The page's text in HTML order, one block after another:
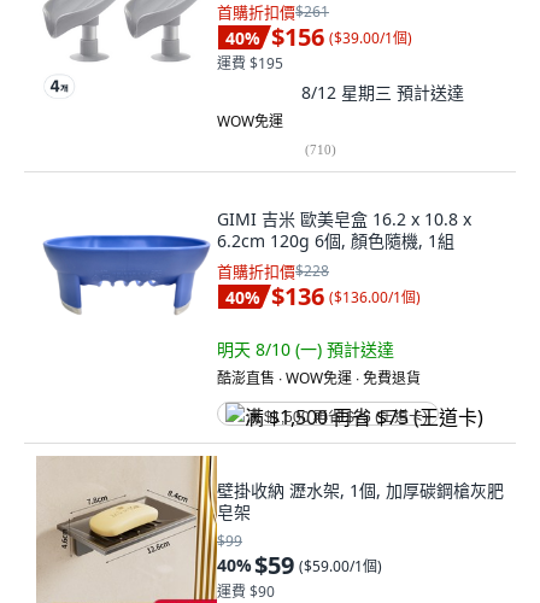
首購折扣價$261
40% $156 ($39.00/1個)
運費 $195
8/12 星期三 預計送達
WOW免運
(710)
GIMI 吉米 歐美皂盒 16.2 x 10.8 x
6.2cm 120g 6個, 顏色隨機, 1組
首購折扣價$228
40% $136 ($136.00/1個)
明天 8/10 (一) 預計送達
酷澎直售 ∙ WOW免運 ∙ 免費退貨
满 $1,500 再省 $75 (王道卡)
壁掛收納 瀝水架, 1個, 加厚碳鋼槍灰肥
皂架
$99
40%$59 ($59.00/1個)
運費 $90